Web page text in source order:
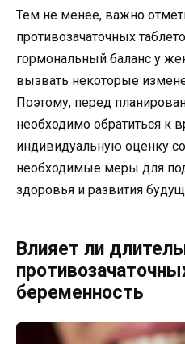
Тем не менее, важно
противозачаточных
гормональный баланс у
вызвать некоторые
Поэтому, перед
необходимо обратиться к
индивидуальную оценку
необходимые меры для
здоровья и развития
Влияет ли
беременность